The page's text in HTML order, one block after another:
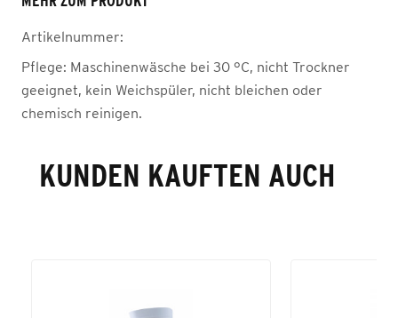
Artikelnummer:
Pflege: Maschinenwäsche bei 30 °C, nicht Trockner
geeignet, kein Weichspüler, nicht bleichen oder
chemisch reinigen.
KUNDEN KAUFTEN AUCH